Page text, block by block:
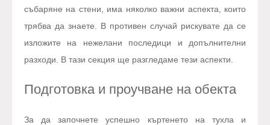
събаряне на стени, има няколко важни аспекта, които
трябва да знаете. В противен случай рискувате да се
изложите на нежелани последици и допълнителни
разходи. В тази секция ще разгледаме тези аспекти.
Подготовка и проучване на обекта
За да започнете успешно къртенето на тухла и